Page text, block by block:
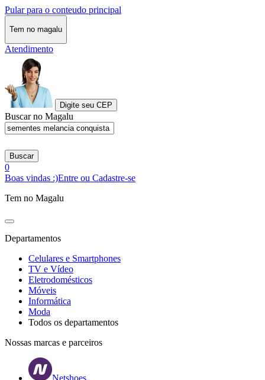
Pular para o conteudo principal
Tem no magalu
Atendimento
Digite seu CEP
Buscar no Magalu
Buscar
0
Boas vindas :)Entre ou Cadastre-se
Tem no Magalu
Departamentos
Celulares e Smartphones
TV e Vídeo
Eletrodomésticos
Móveis
Informática
Moda
Todos os departamentos
Nossas marcas e parceiros
Netshoes